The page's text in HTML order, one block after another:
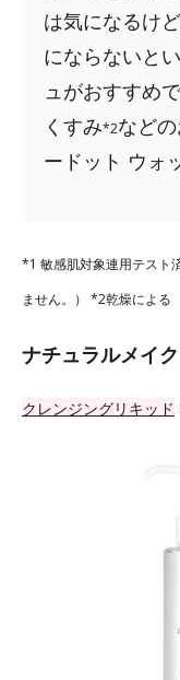
は気になるけ
にならないと
ュがおすすめ
くすみ*2など
ードット ウォ
*1 敏感肌対象連用テスト
ません。） *2乾燥による
ナチュラルメイ
クレンジングリキッド